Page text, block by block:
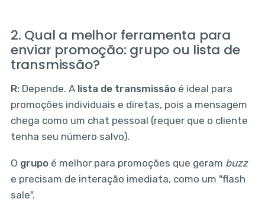
2. Qual a melhor ferramenta para
enviar promoção: grupo ou lista de
transmissão?
R:Depende. A lista de transmissãoé ideal para
promoções individuais e diretas, pois a mensagem
chega como um chat pessoal (requer que o cliente
tenha seu número salvo).
O grupoé melhor para promoções que geram buzz
e precisam de interação imediata, como um "flash
sale".